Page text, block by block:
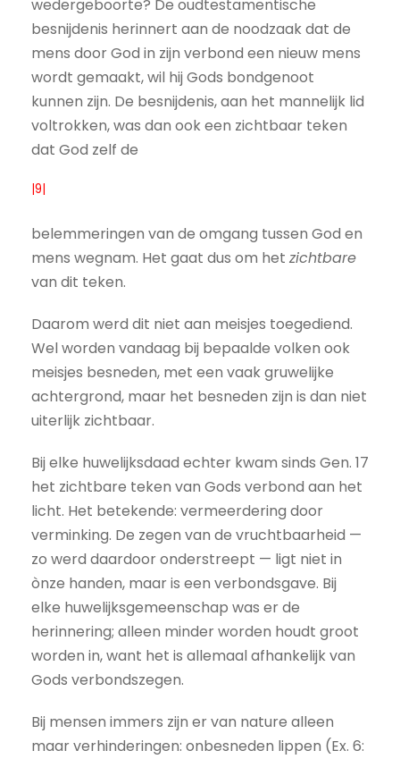
wedergeboorte? De oudtestamentische
besnijdenis herinnert aan de noodzaak dat de
mens door God in zijn verbond een nieuw mens
wordt gemaakt, wil hij Gods bondgenoot
kunnen zijn. De besnijdenis, aan het mannelijk lid
voltrokken, was dan ook een zichtbaar teken
dat God zelf de
|9|
belemmeringen van de omgang tussen God en
mens wegnam. Het gaat dus om het zichtbare
van dit teken.
Daarom werd dit niet aan meisjes toegediend.
Wel worden vandaag bij bepaalde volken ook
meisjes besneden, met een vaak gruwelijke
achtergrond, maar het besneden zijn is dan niet
uiterlijk zichtbaar.
Bij elke huwelijksdaad echter kwam sinds Gen. 17
het zichtbare teken van Gods verbond aan het
licht. Het betekende: vermeerdering door
verminking. De zegen van de vruchtbaarheid —
zo werd daardoor onderstreept — ligt niet in
ònze handen, maar is een verbondsgave. Bij
elke huwelijksgemeenschap was er de
herinnering; alleen minder worden houdt groot
worden in, want het is allemaal afhankelijk van
Gods verbondszegen.
Bij mensen immers zijn er van nature alleen
maar verhinderingen: onbesneden lippen (Ex. 6: